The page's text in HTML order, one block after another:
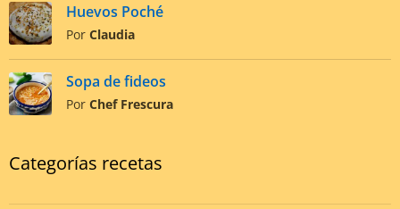
Huevos Poché
Por Claudia
Sopa de fideos
Por Chef Frescura
Categorías recetas